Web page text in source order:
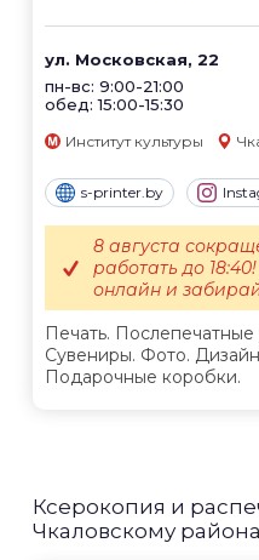
ул. Московская, 22
пн-вс: 9:00-21:00
обед: 15:00-15:30
Институт культуры
s-printer.by
Печать.
Сувениры. Фото.
Подарочные коробки.
8 августа
работать до
онлайн и
Ксерокопия и
Чкаловскому